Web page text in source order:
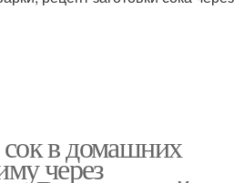
в домашних
через